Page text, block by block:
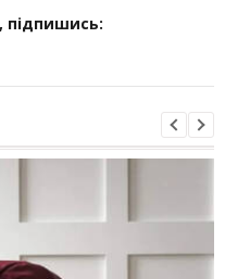
підпишись: